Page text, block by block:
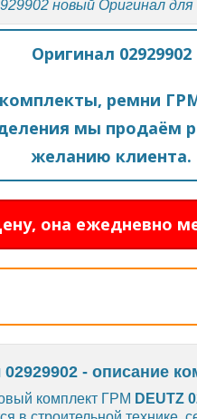
новый Оригинал для
Оригинал 02929902
ремни
мы продаём
желанию клиента.
она ежедневно
- описание
комплект ГРМ DEUTZ